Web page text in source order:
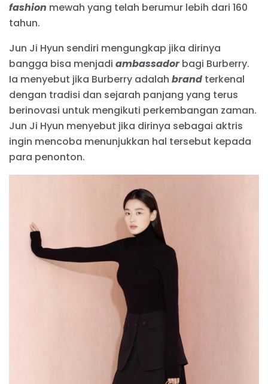
fashion mewah yang telah berumur lebih dari 160
tahun.
Jun Ji Hyun sendiri mengungkap jika dirinya
bangga bisa menjadi ambassadorbagi Burberry.
Ia menyebut jika Burberry adalah brand terkenal
dengan tradisi dan sejarah panjang yang terus
berinovasi untuk mengikuti perkembangan zaman.
Jun Ji Hyun menyebut jika dirinya sebagai aktris
ingin mencoba menunjukkan hal tersebut kepada
para penonton.